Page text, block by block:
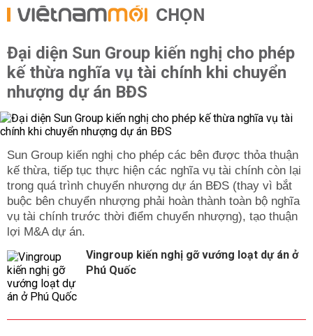
CHỌN
Đại diện Sun Group kiến nghị cho phép
kế thừa nghĩa vụ tài chính khi chuyển
nhượng dự án BĐS
Sun Group kiến nghị cho phép các bên được thỏa thuận
kế thừa, tiếp tục thực hiện các nghĩa vụ tài chính còn lại
trong quá trình chuyển nhượng dự án BĐS (thay vì bắt
buộc bên chuyển nhượng phải hoàn thành toàn bộ nghĩa
vụ tài chính trước thời điểm chuyển nhượng), tạo thuận
lợi M&A dự án.
Vingroup kiến nghị gỡ vướng loạt dự án ở
Phú Quốc